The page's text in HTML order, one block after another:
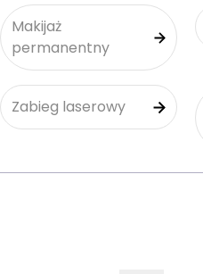
Makijaż
permanentny
Zabieg laserowy